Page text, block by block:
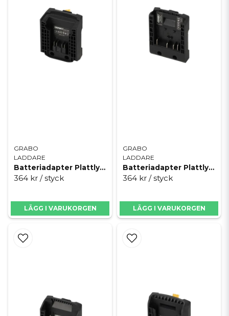
GRABO
LADDARE
Batteriadapter Plattlyft Grabo Pro Brushless Milwaukee
364 kr / styck
LÄGG I VARUKORGEN
GRABO
LADDARE
Batteriadapter Plattlyft Grabo Pro Brushless Bosch
364 kr / styck
LÄGG I VARUKORGEN